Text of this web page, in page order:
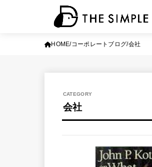
HOME コーポレートブログ 会社
会社